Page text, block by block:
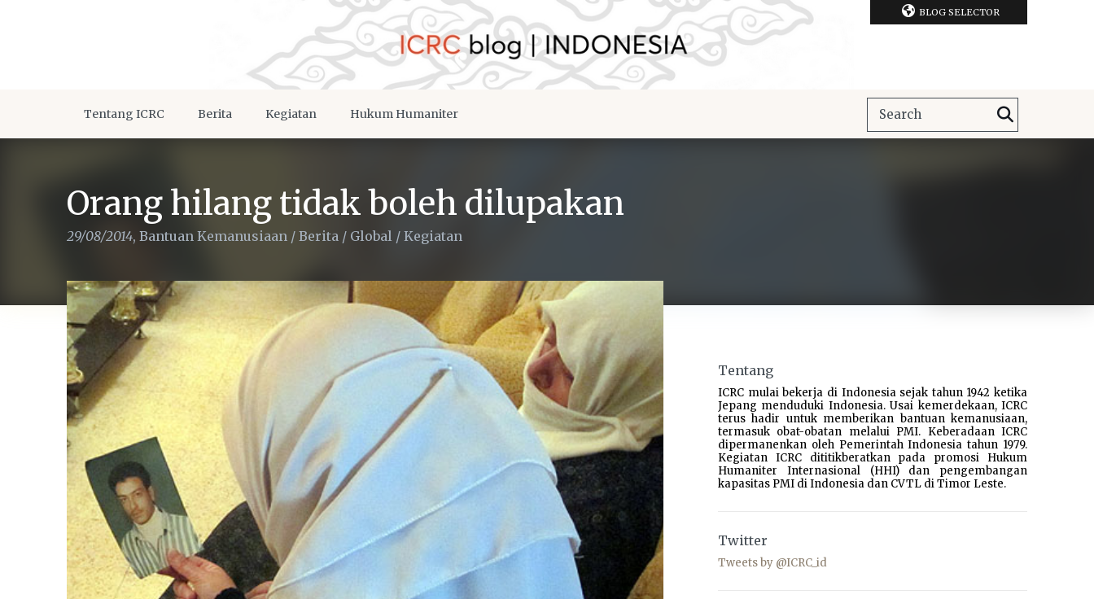
BLOG SELECTOR
Tentang ICRC Berita Kegiatan Hukum Humaniter
Orang hilang tidak boleh dilupakan
29/08/2014, Bantuan Kemanusiaan / Berita / Global / Kegiatan
Tentang
ICRC mulai bekerja di Indonesia sejak tahun 1942 ketika
Jepang menduduki Indonesia. Usai kemerdekaan, ICRC
terus hadir untuk memberikan bantuan kemanusiaan,
termasuk obat-obatan melalui PMI. Keberadaan ICRC
dipermanenkan oleh Pemerintah Indonesia tahun 1979.
Kegiatan ICRC dititikberatkan pada promosi Hukum
Humaniter Internasional (HHI) dan pengembangan
kapasitas PMI di Indonesia dan CVTL di Timor Leste.
Twitter
Tweets by @ICRC_id